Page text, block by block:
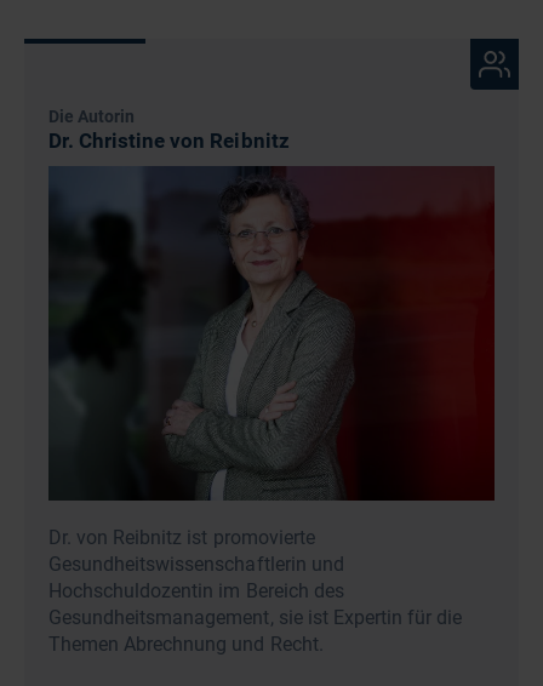
Die Autorin
Dr. Christine von Reibnitz
Dr. von Reibnitz ist promovierte
Gesundheitswissenschaftlerin und
Hochschuldozentin im Bereich des
Gesundheitsmanagement, sie ist Expertin für die
Themen Abrechnung und Recht.